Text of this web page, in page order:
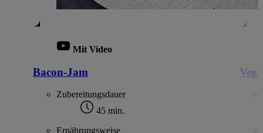
Mit Video
Bacon-Jam
Zubereitungsdauer
45 min.
Ernährungsweise